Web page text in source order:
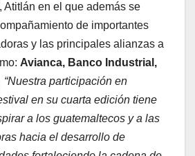
Atitlán en el que además se
de importantes
y las principales alianzas a
Avianca, Banco Industrial,
“Nuestra participación en
en su cuarta edición tiene
a los guatemaltecos y a las
hacia el desarrollo de